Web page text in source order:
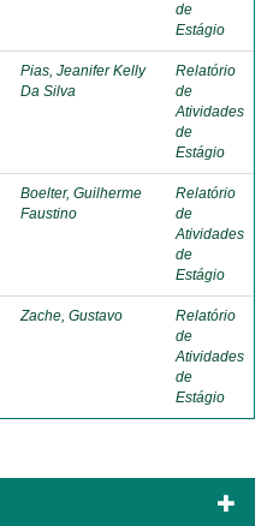
de
Estágio
Pias, Jeanifer Kelly
Da Silva
Relatório
de
Atividades
de
Estágio
Boelter, Guilherme
Faustino
Relatório
de
Atividades
de
Estágio
Zache, Gustavo
Relatório
de
Atividades
de
Estágio